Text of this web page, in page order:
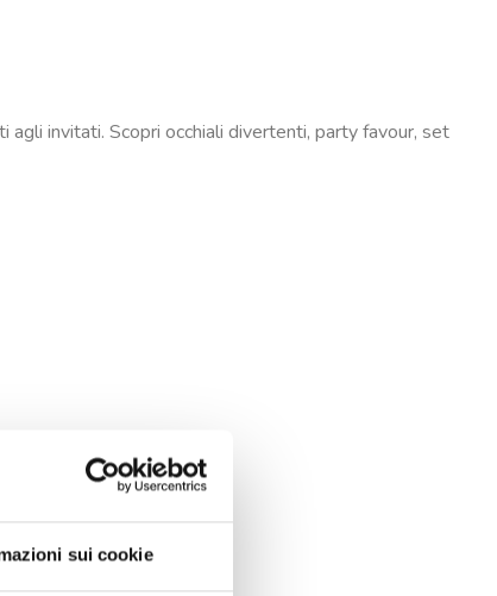
sui cookie
invitati. Scopri occhiali divertenti, party favour, set